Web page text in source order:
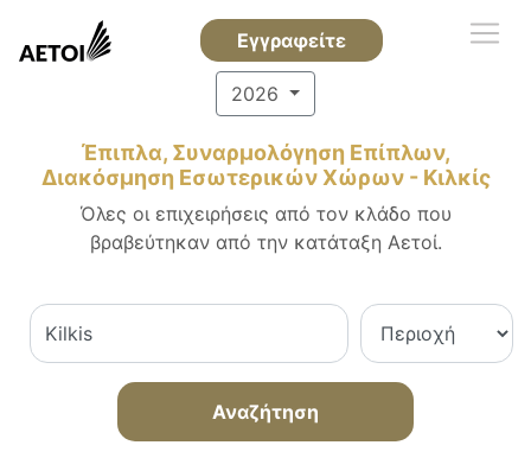
Εγγραφείτε
2026
Έπιπλα, Συναρμολόγηση Επίπλων,
Διακόσμηση Εσωτερικών Χώρων - Κιλκίς
Όλες οι επιχειρήσεις από τον κλάδο που
βραβεύτηκαν από την κατάταξη Αετοί.
Αναζήτηση